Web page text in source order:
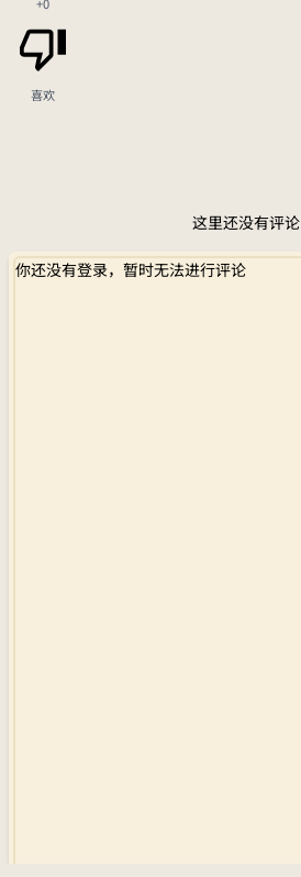
+0
喜欢
这里还没有评论
你还没有登录，暂时无法进行评论